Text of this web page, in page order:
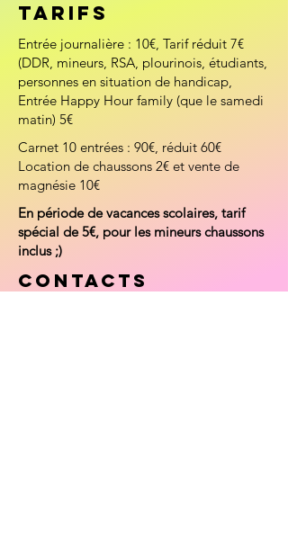
Tarifs
Entrée journalière : 10€, Tarif réduit 7€
(DDR, mineurs, RSA, plourinois, étudiants,
personnes en situation de handicap,
Entrée Happy Hour family (que le samedi
matin) 5€
Carnet 10 entrées : 90€, réduit 60€
Location de chaussons 2€ et vente de
magnésie 10€
En période de vacances scolaires, tarif
spécial de 5€, pour les mineurs chaussons
inclus ;)
CoNTACTS